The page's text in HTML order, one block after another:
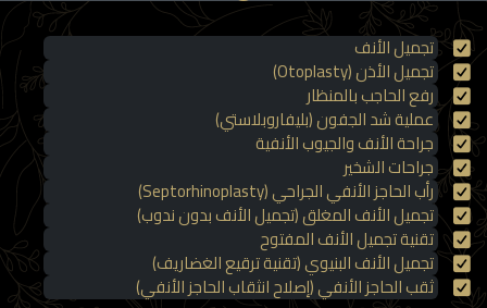
تجميل الأنف
تجميل الأذن (Otoplasty)
رفع الحاجب بالمنظار
عملية شد الجفون (بليفاروبلاستي)
جراحة الأنف والجيوب الأنفية
جراحات الشخير
رأب الحاجز الأنفي الجراحي (Septorhinoplasty)
تجميل الأنف المغلق (تجميل الأنف بدون ندوب)
تقنية تجميل الأنف المفتوح
تجميل الأنف البنيوي (تقنية ترقيع الغضاريف)
ثقب الحاجز الأنفي (إصلاح انثقاب الحاجز الأنفي)